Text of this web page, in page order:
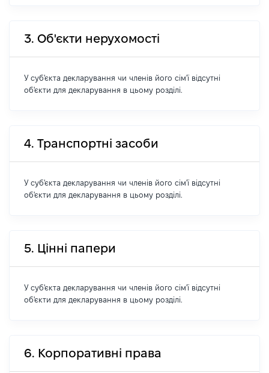
3. Об'єкти нерухомості
У суб'єкта декларування чи членів його сім'ї відсутні
об'єкти для декларування в цьому розділі.
4. Транспортні засоби
У суб'єкта декларування чи членів його сім'ї відсутні
об'єкти для декларування в цьому розділі.
5. Цінні папери
У суб'єкта декларування чи членів його сім'ї відсутні
об'єкти для декларування в цьому розділі.
6. Корпоративні права